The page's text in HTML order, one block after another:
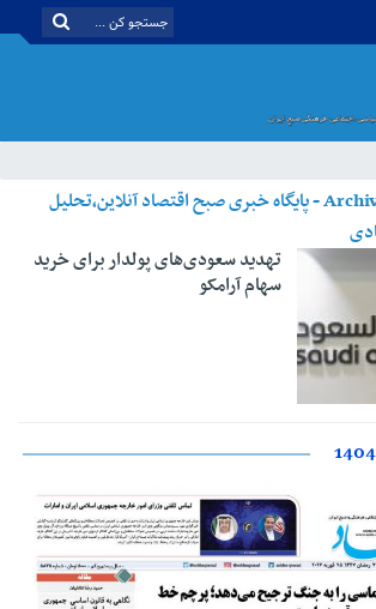
خرید سهام آرامکو Archives - پایگاه خبری صبح اقتصاد آنلاین،تحلیل
تهدید سعودی‌های پولدار برای خرید
سهام آرامکو